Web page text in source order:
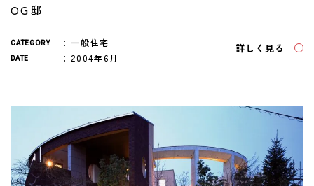
OG邸
CATEGORY 一般住宅
DATE 2004年6月
詳しく見る